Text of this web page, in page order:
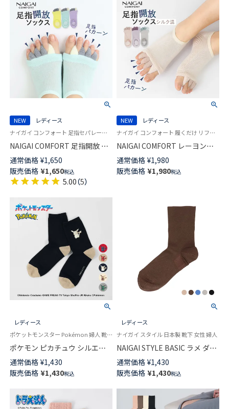
NEW
レディース
ナイガイ コンフォート 足指セパレーター リラックス ルームソックス 靴下
NAIGAI COMFORT 足指開放 カ
バーソックス ふわふわパイル
かかとシート付き レディース
93072007
通常価格 ¥1,650
販売価格 ¥1,650税込
5.00（5）
NEW
レディース
ナイガイ コンフォート 履くだけ リフレッシュ！足指ストレッチ 靴下
NAIGAI COMFORT レーヨンシ
ルク混 足指開放 カバーソック
ス ふわふわパイル かかとシー
ト付き ルームソックス レディ
通常価格 ¥1,980
販売価格 ¥1,980税込
レディース
ポケットモンスター Pokémon 婦人 靴下 女性
ポケモン ピカチュウ シルエッ
ト プリント Plaid3 クルー丈 カ
ジュアル ソックス レディース
03307012
通常価格 ¥1,430
販売価格 ¥1,430税込
レディース
ナイガイ スタイル 日本製 靴下 女性 婦人
NAIGAI STYLE BASIC ラメ ダブ
ルカフ クルー丈レディース ソ
ックス 03097502
通常価格 ¥1,430
販売価格 ¥1,430税込